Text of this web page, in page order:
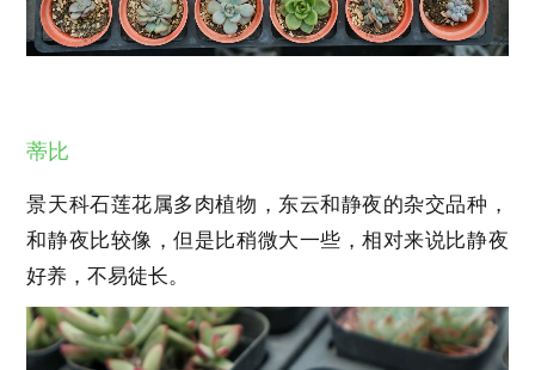
蒂比
景天科石莲花属多肉植物，东云和静夜的杂交品种，
和静夜比较像，但是比稍微大一些，相对来说比静夜
好养，不易徒长。